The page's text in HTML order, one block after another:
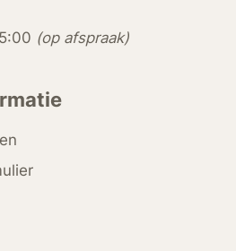
(op afspraak)